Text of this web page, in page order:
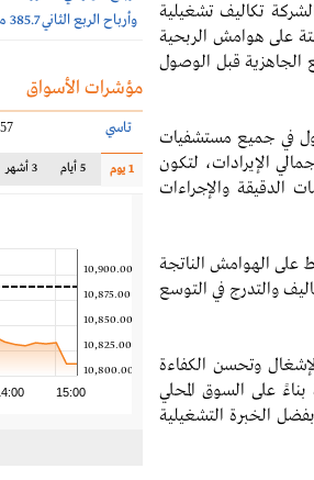
تكاليف تشغيلية
على هوامش الربحية
الجاهزية قبل الوصول
في جميع مستشفيات
الإيرادات، لتكون
الدقيقة والإجراءات
على الهوامش الناتجة
والتدرج في التوسع
وتحسن الكفاءة
على السوق المحلي
الخبرة التشغيلية
وأرباح الربع الثاني 385.7 مليون ريال
مؤشرات الأسواق
تاسي
1 يوم 5 أيام 3 أشهر
15:00
10,800.00
10,825.00
10,850.00
10,875.00
10,900.00